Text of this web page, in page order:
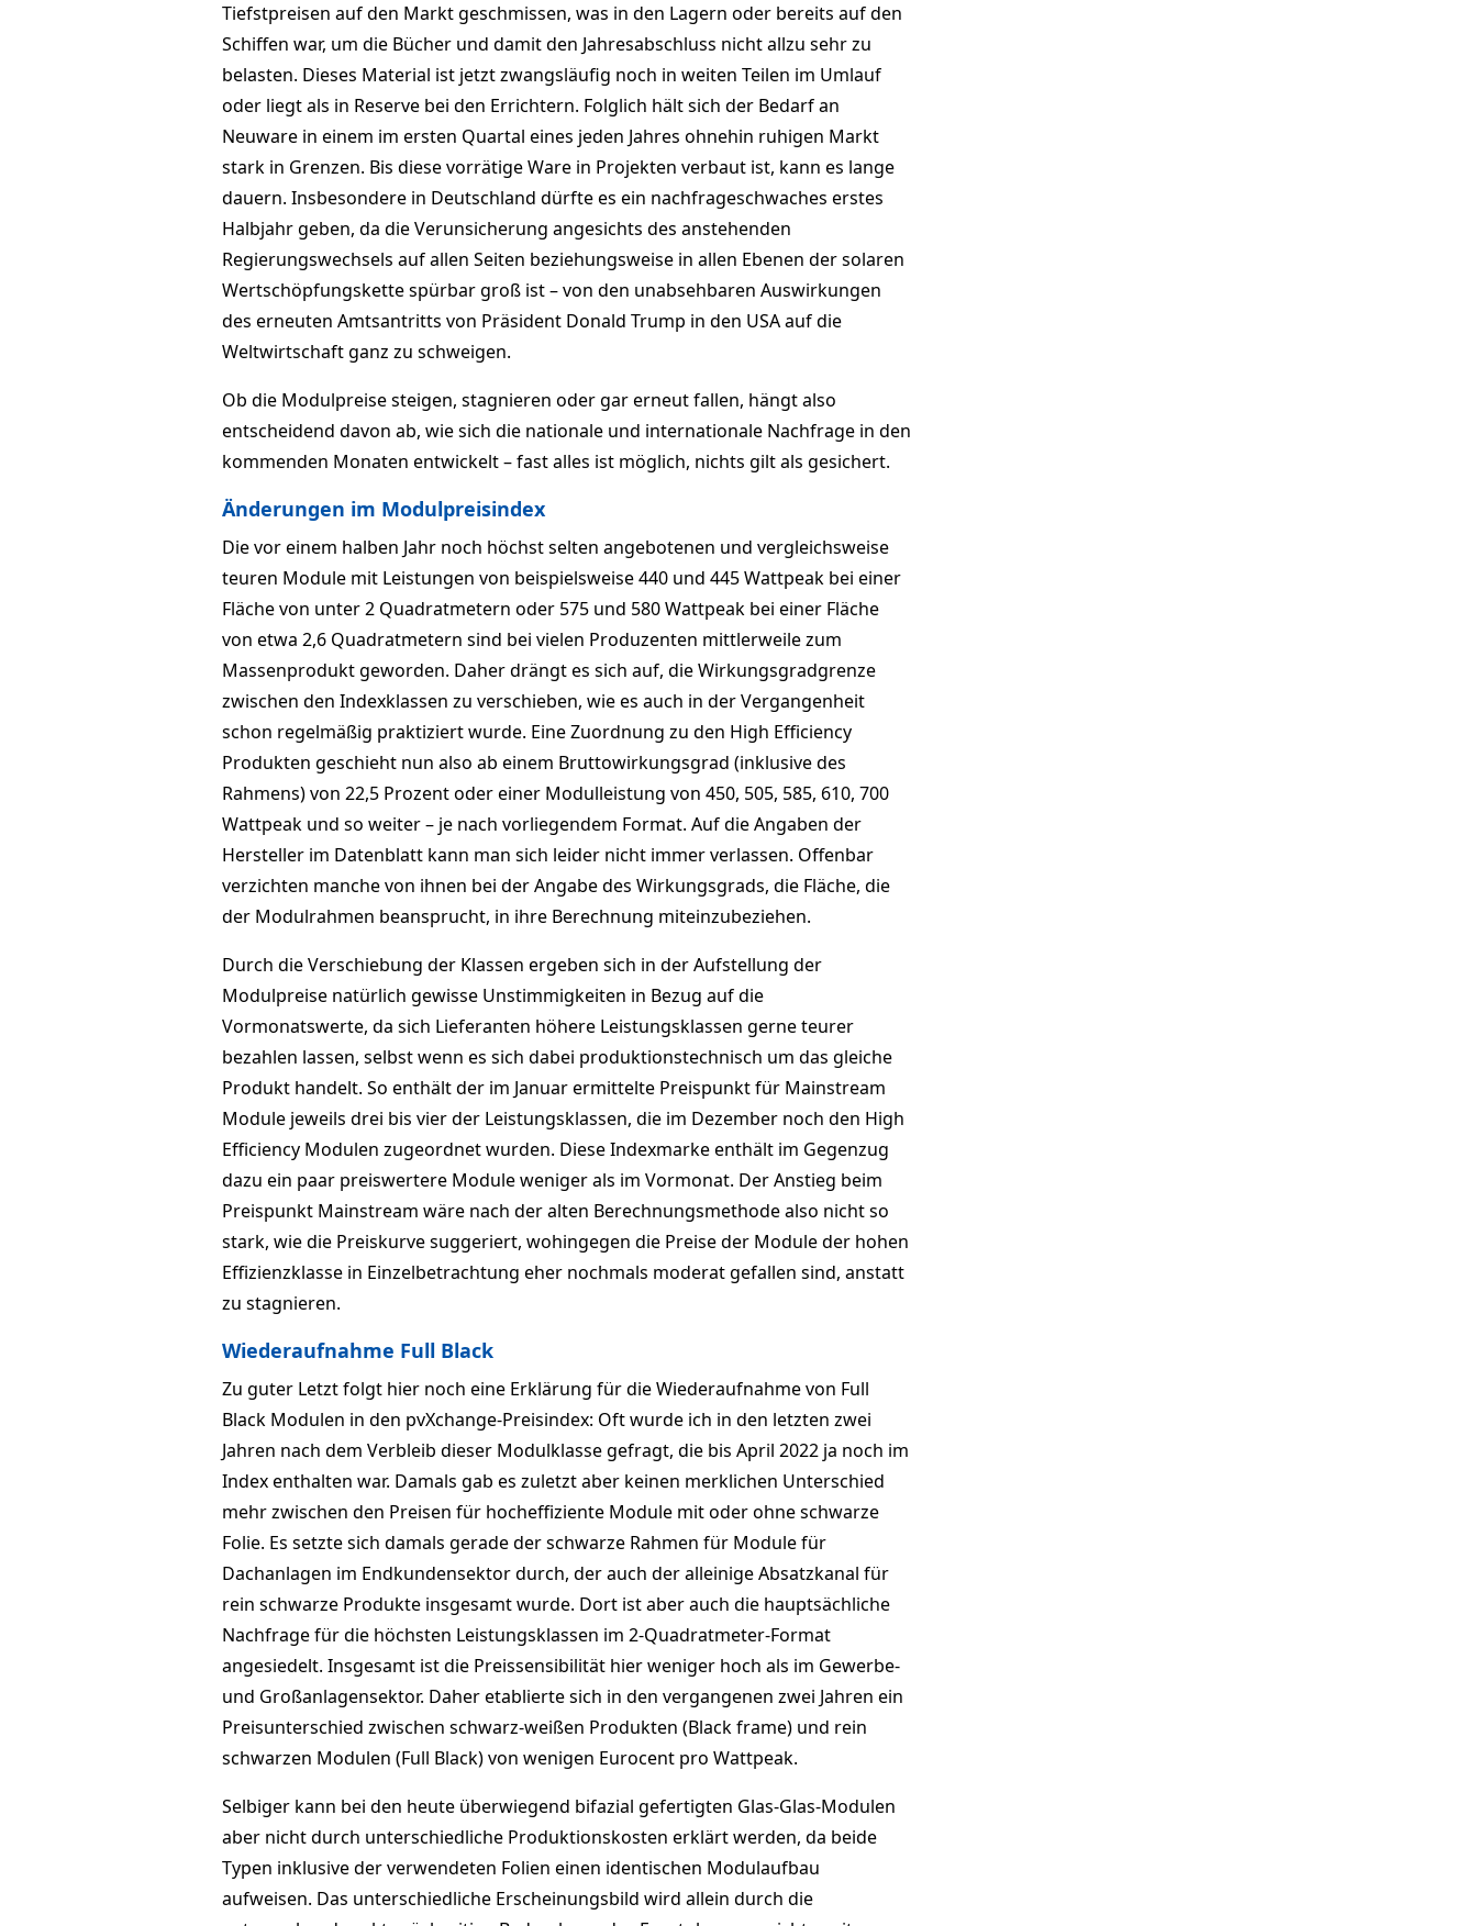
Tiefstpreisen auf den Markt geschmissen, was in den Lagern oder bereits auf den
Schiffen war, um die Bücher und damit den Jahresabschluss nicht allzu sehr zu
belasten. Dieses Material ist jetzt zwangsläufig noch in weiten Teilen im Umlauf
oder liegt als in Reserve bei den Errichtern. Folglich hält sich der Bedarf an
Neuware in einem im ersten Quartal eines jeden Jahres ohnehin ruhigen Markt
stark in Grenzen. Bis diese vorrätige Ware in Projekten verbaut ist, kann es lange
dauern. Insbesondere in Deutschland dürfte es ein nachfrageschwaches erstes
Halbjahr geben, da die Verunsicherung angesichts des anstehenden
Regierungswechsels auf allen Seiten beziehungsweise in allen Ebenen der solaren
Wertschöpfungskette spürbar groß ist – von den unabsehbaren Auswirkungen
des erneuten Amtsantritts von Präsident Donald Trump in den USA auf die
Weltwirtschaft ganz zu schweigen.
Ob die Modulpreise steigen, stagnieren oder gar erneut fallen, hängt also
entscheidend davon ab, wie sich die nationale und internationale Nachfrage in den
kommenden Monaten entwickelt – fast alles ist möglich, nichts gilt als gesichert.
Änderungen im Modulpreisindex
Die vor einem halben Jahr noch höchst selten angebotenen und vergleichsweise
teuren Module mit Leistungen von beispielsweise 440 und 445 Wattpeak bei einer
Fläche von unter 2 Quadratmetern oder 575 und 580 Wattpeak bei einer Fläche
von etwa 2,6 Quadratmetern sind bei vielen Produzenten mittlerweile zum
Massenprodukt geworden. Daher drängt es sich auf, die Wirkungsgradgrenze
zwischen den Indexklassen zu verschieben, wie es auch in der Vergangenheit
schon regelmäßig praktiziert wurde. Eine Zuordnung zu den High Efficiency
Produkten geschieht nun also ab einem Bruttowirkungsgrad (inklusive des
Rahmens) von 22,5 Prozent oder einer Modulleistung von 450, 505, 585, 610, 700
Wattpeak und so weiter – je nach vorliegendem Format. Auf die Angaben der
Hersteller im Datenblatt kann man sich leider nicht immer verlassen. Offenbar
verzichten manche von ihnen bei der Angabe des Wirkungsgrads, die Fläche, die
der Modulrahmen beansprucht, in ihre Berechnung miteinzubeziehen.
Durch die Verschiebung der Klassen ergeben sich in der Aufstellung der
Modulpreise natürlich gewisse Unstimmigkeiten in Bezug auf die
Vormonatswerte, da sich Lieferanten höhere Leistungsklassen gerne teurer
bezahlen lassen, selbst wenn es sich dabei produktionstechnisch um das gleiche
Produkt handelt. So enthält der im Januar ermittelte Preispunkt für Mainstream
Module jeweils drei bis vier der Leistungsklassen, die im Dezember noch den High
Efficiency Modulen zugeordnet wurden. Diese Indexmarke enthält im Gegenzug
dazu ein paar preiswertere Module weniger als im Vormonat. Der Anstieg beim
Preispunkt Mainstream wäre nach der alten Berechnungsmethode also nicht so
stark, wie die Preiskurve suggeriert, wohingegen die Preise der Module der hohen
Effizienzklasse in Einzelbetrachtung eher nochmals moderat gefallen sind, anstatt
zu stagnieren.
Wiederaufnahme Full Black
Zu guter Letzt folgt hier noch eine Erklärung für die Wiederaufnahme von Full
Black Modulen in den pvXchange-Preisindex: Oft wurde ich in den letzten zwei
Jahren nach dem Verbleib dieser Modulklasse gefragt, die bis April 2022 ja noch im
Index enthalten war. Damals gab es zuletzt aber keinen merklichen Unterschied
mehr zwischen den Preisen für hocheffiziente Module mit oder ohne schwarze
Folie. Es setzte sich damals gerade der schwarze Rahmen für Module für
Dachanlagen im Endkundensektor durch, der auch der alleinige Absatzkanal für
rein schwarze Produkte insgesamt wurde. Dort ist aber auch die hauptsächliche
Nachfrage für die höchsten Leistungsklassen im 2-Quadratmeter-Format
angesiedelt. Insgesamt ist die Preissensibilität hier weniger hoch als im Gewerbe-
und Großanlagensektor. Daher etablierte sich in den vergangenen zwei Jahren ein
Preisunterschied zwischen schwarz-weißen Produkten (Black frame) und rein
schwarzen Modulen (Full Black) von wenigen Eurocent pro Wattpeak.
Selbiger kann bei den heute überwiegend bifazial gefertigten Glas-Glas-Modulen
aber nicht durch unterschiedliche Produktionskosten erklärt werden, da beide
Typen inklusive der verwendeten Folien einen identischen Modulaufbau
aufweisen. Das unterschiedliche Erscheinungsbild wird allein durch die